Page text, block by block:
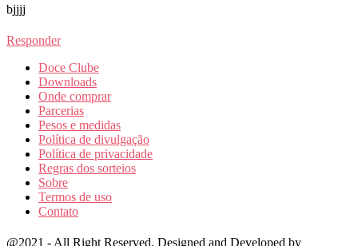
bjjjj
Responder
Doce Clube
Downloads
Onde comprar
Parcerias
Pesos e medidas
Política de divulgação
Política de privacidade
Regras dos sorteios
Sobre
Termos de uso
Contato
@2021 - All Right Reserved. Designed and Developed by